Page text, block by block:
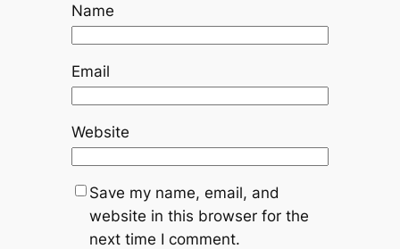
Name
Email
Website
Save my name, email, and
website in this browser for the
next time I comment.